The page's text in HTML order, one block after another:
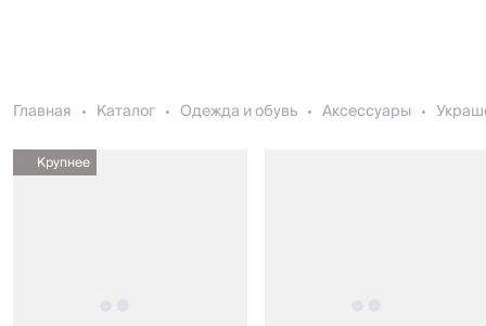
Главная Каталог Одежда и обувь Аксессуары
Крупнее